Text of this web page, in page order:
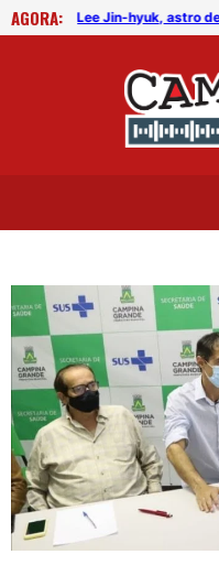
AGORA:
FICG trará Diogo Nogueira, Othon Bastos, Kell Smith e Antônio Nóbrega